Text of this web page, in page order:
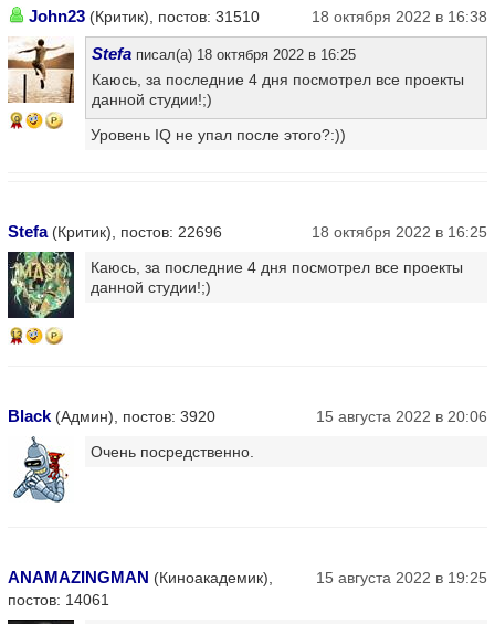
John23 (Критик), постов: 31510 18 октября 2022 в 16:38
9
Stefa писал(а) 18 октября 2022 в 16:25
Каюсь, за последние 4 дня посмотрел все проекты
данной студии!;)
Уровень IQ не упал после этого?:))
Stefa(Критик), постов: 22696 18 октября 2022 в 16:25
13
Каюсь, за последние 4 дня посмотрел все проекты
данной студии!;)
Black (Админ), постов: 3920
15 августа 2022 в 20:06
Очень посредственно.
ANAMAZINGMAN (Киноакадемик),
постов: 14061
15 августа 2022 в 19:25